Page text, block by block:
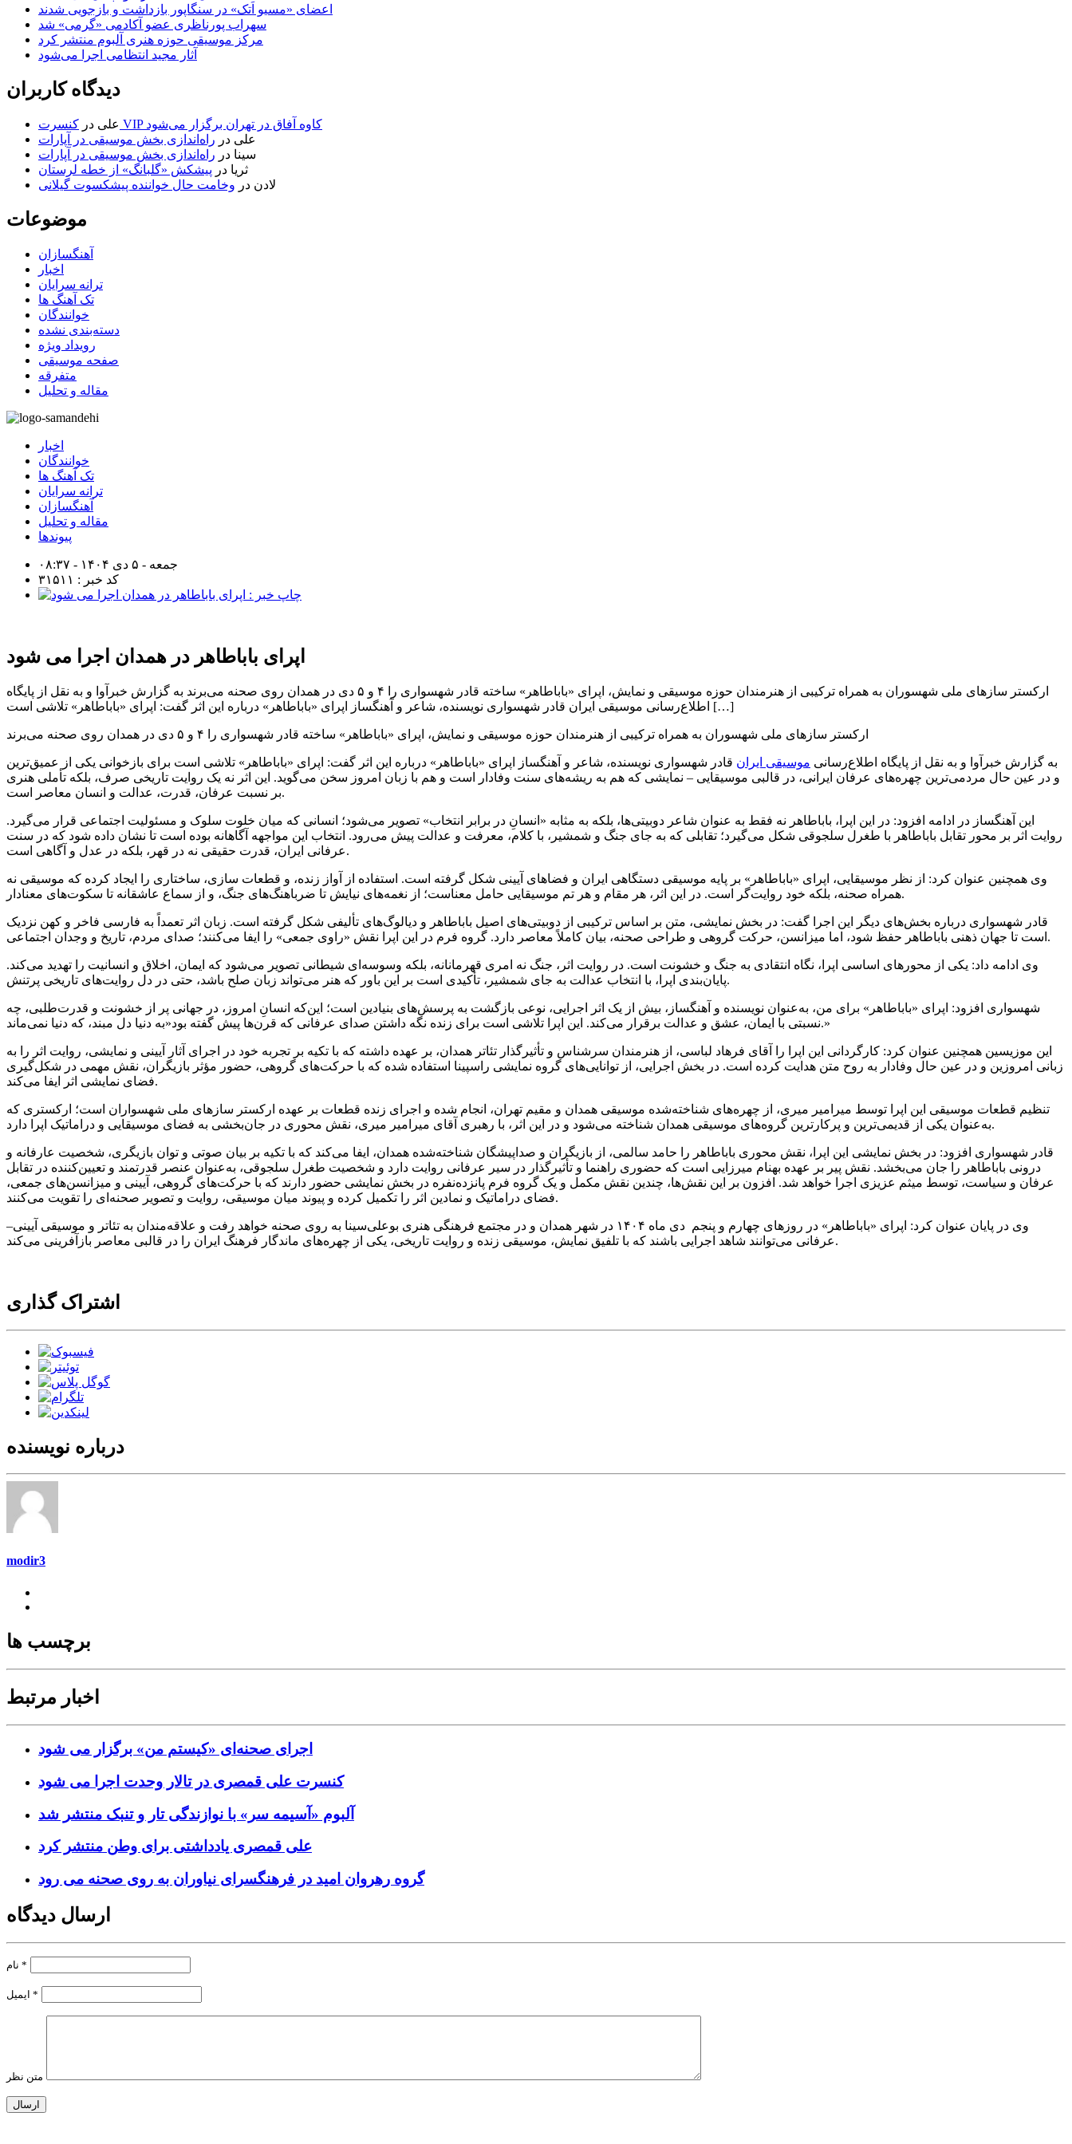
اعضای «مسیو اَتک» در سنگاپور بازداشت و بازجویی شدند
سهراب پورناظری عضو آکادمی «گرمی» شد
مرکز موسیقی حوزه هنری آلبوم منتشر کرد
آثار مجید انتظامی اجرا می‌شود
دیدگاه کاربران
علی در
کنسرت VIP کاوه آفاق در تهران برگزار می‌شود
علی در راه‌اندازی بخش موسیقی در آپارات
سینا در راه‌اندازی بخش موسیقی در آپارات
ثریا در پیشکش «گلبانگ» از خطه لرستان
لادن در وخامت حال خواننده پیشکسوت گیلانی
موضوعات
آهنگسازان
اخبار
ترانه سرایان
تک آهنگ ها
خوانندگان
دسته‌بندی نشده
رویداد ویژه
صفحه موسیقی
متفرقه
مقاله و تحلیل
اخبار
خوانندگان
تک آهنگ ها
ترانه سرایان
آهنگسازان
مقاله و تحلیل
پیوندها
جمعه - ۵ دی ۱۴۰۴ - ۰۸:۳۷
کد خبر : ۳۱۵۱۱
اپرای باباطاهر در همدان اجرا می شود
ارکستر سازهای ملی شهسوران به همراه ترکیبی از هنرمندان حوزه موسیقی و نمایش، اپرای «باباطاهر» ساخته قادر شهسواری را ۴ و ۵ دی در همدان روی صحنه می‌برند به گزارش خبرآوا و به نقل از پایگاه
اطلاع‌رسانی موسیقی ایران قادر شهسواری نویسنده، شاعر و آهنگساز اپرای «باباطاهر» درباره این اثر گفت: اپرای «باباطاهر» تلاشی است […]
ارکستر سازهای ملی شهسوران به همراه ترکیبی از هنرمندان حوزه موسیقی و نمایش، اپرای «باباطاهر» ساخته قادر شهسواری را ۴ و ۵ دی در همدان روی صحنه می‌برند
به گزارش خبرآوا و به نقل از پایگاه اطلاع‌رسانی موسیقی ایران قادر شهسواری نویسنده، شاعر و آهنگساز اپرای «باباطاهر» درباره این اثر گفت: اپرای «باباطاهر» تلاشی است برای بازخوانی یکی از عمیق‌ترین
و در عین حال مردمی‌ترین چهره‌های عرفان ایرانی، در قالبی موسیقایی – نمایشی که هم به ریشه‌های سنت وفادار است و هم با زبان امروز سخن می‌گوید. این اثر نه یک روایت تاریخی صرف، بلکه تأملی هنری
بر نسبت عرفان، قدرت، عدالت و انسان معاصر است.
این آهنگساز در ادامه افزود: در این اپرا، باباطاهر نه فقط به عنوان شاعر دوبیتی‌ها، بلکه به مثابه «انسانِ در برابر انتخاب» تصویر می‌شود؛ انسانی که میان خلوت سلوک و مسئولیت اجتماعی قرار می‌گیرد.
روایت اثر بر محور تقابل باباطاهر با طغرل سلجوقی شکل می‌گیرد؛ تقابلی که به جای جنگ و شمشیر، با کلام، معرفت و عدالت پیش می‌رود. انتخاب این مواجهه آگاهانه بوده است تا نشان داده شود که در سنت
عرفانی ایران، قدرت حقیقی نه در قهر، بلکه در عدل و آگاهی است.
وی همچنین عنوان کرد: از نظر موسیقایی، اپرای «باباطاهر» بر پایه موسیقی دستگاهی ایران و فضاهای آیینی شکل گرفته است. استفاده از آواز زنده، و قطعات سازی، ساختاری را ایجاد کرده که موسیقی نه
همراه صحنه، بلکه خود روایت‌گر است. در این اثر، هر مقام و هر تم موسیقایی حامل معناست؛ از نغمه‌های نیایش تا ضرباهنگ‌های جنگ، و از سماع عاشقانه تا سکوت‌های معنادار.
قادر شهسواری درباره بخش‌های دیگر این اجرا گفت: در بخش نمایشی، متن بر اساس ترکیبی از دوبیتی‌های اصیل باباطاهر و دیالوگ‌های تألیفی شکل گرفته است. زبان اثر تعمداً به فارسی فاخر و کهن نزدیک
است تا جهان ذهنی باباطاهر حفظ شود، اما میزانسن، حرکت گروهی و طراحی صحنه، بیان کاملاً معاصر دارد. گروه فرم در این اپرا نقش «راوی جمعی» را ایفا می‌کنند؛ صدای مردم، تاریخ و وجدان اجتماعی.
وی ادامه داد: یکی از محورهای اساسی اپرا، نگاه انتقادی به جنگ و خشونت است. در روایت اثر، جنگ نه امری قهرمانانه، بلکه وسوسه‌ای شیطانی تصویر می‌شود که ایمان، اخلاق و انسانیت را تهدید می‌کند.
پایان‌بندی اپرا، با انتخاب عدالت به جای شمشیر، تأکیدی است بر این باور که هنر می‌تواند زبان صلح باشد، حتی در دل روایت‌های تاریخی پرتنش.
شهسواری افزود: اپرای «باباطاهر» برای من، به‌عنوان نویسنده و آهنگساز، بیش از یک اثر اجرایی، نوعی بازگشت به پرسش‌های بنیادین است؛ این‌که انسانِ امروز، در جهانی پر از خشونت و قدرت‌طلبی، چه
نسبتی با ایمان، عشق و عدالت برقرار می‌کند. این اپرا تلاشی است برای زنده نگه داشتن صدای عرفانی که قرن‌ها پیش گفته بود«به دنیا دل مبند، که دنیا نمی‌ماند.»
این موزیسین همچنین عنوان کرد: کارگردانی این اپرا را آقای فرهاد لباسی، از هنرمندان سرشناس و تأثیرگذار تئاتر همدان، بر عهده داشته که با تکیه بر تجربه خود در اجرای آثار آیینی و نمایشی، روایت اثر را به
زبانی امروزین و در عین حال وفادار به روح متن هدایت کرده است. در بخش اجرایی، از توانایی‌های گروه نمایشی راسپینا استفاده شده که با حرکت‌های گروهی، حضور مؤثر بازیگران، نقش مهمی در شکل‌گیری
فضای نمایشی اثر ایفا می‌کند.
تنظیم قطعات موسیقی این اپرا توسط میرامیر میری، از چهره‌های شناخته‌شده موسیقی همدان و مقیم تهران، انجام شده و اجرای زنده قطعات بر عهده ارکستر سازهای ملی شهسواران است؛ ارکستری که
به‌عنوان یکی از قدیمی‌ترین و پرکارترین گروه‌های موسیقی همدان شناخته می‌شود و در این اثر، با رهبری آقای میرامیر میری، نقش محوری در جان‌بخشی به فضای موسیقایی و دراماتیک اپرا دارد.
قادر شهسواری افزود: در بخش نمایشی این اپرا، نقش محوری باباطاهر را حامد سالمی، از بازیگران و صداپیشگان شناخته‌شده همدان، ایفا می‌کند که با تکیه بر بیان صوتی و توان بازیگری، شخصیت عارفانه و
درونی باباطاهر را جان می‌بخشد. نقش پیر بر عهده بهنام میرزایی است که حضوری راهنما و تأثیرگذار در سیر عرفانی روایت دارد و شخصیت طغرل سلجوقی، به‌عنوان عنصر قدرتمند و تعیین‌کننده در تقابل
عرفان و سیاست، توسط میثم عزیزی اجرا خواهد شد. افزون بر این نقش‌ها، چندین نقش مکمل و یک گروه فرم پانزده‌نفره در بخش نمایشی حضور دارند که با حرکت‌های گروهی، آیینی و میزانسن‌های جمعی،
فضای دراماتیک و نمادین اثر را تکمیل کرده و پیوند میان موسیقی، روایت و تصویر صحنه‌ای را تقویت می‌کنند.
وی در پایان عنوان کرد: اپرای «باباطاهر» در روزهای چهارم و پنجم دی ماه ۱۴۰۴ در شهر همدان و در مجتمع فرهنگی هنری بوعلی‌سینا به روی صحنه خواهد رفت و علاقه‌مندان به تئاتر و موسیقی آیینی–
عرفانی می‌توانند شاهد اجرایی باشند که با تلفیق نمایش، موسیقی زنده و روایت تاریخی، یکی از چهره‌های ماندگار فرهنگ ایران را در قالبی معاصر بازآفرینی می‌کند.
اشتراک گذاری
درباره نویسنده
modir3
برچسب ها
اخبار مرتبط
اجرای صحنه‌ای «کیستم من» برگزار می شود
کنسرت علی قمصری در تالار وحدت اجرا می شود
آلبوم «آسیمه سر» با نوازندگی تار و تنبک منتشر شد
علی قمصری یادداشتی برای وطن منتشر کرد
گروه رهروان امید در فرهنگسرای نیاوران به روی صحنه می رود
ارسال دیدگاه
*
*
متن نظر